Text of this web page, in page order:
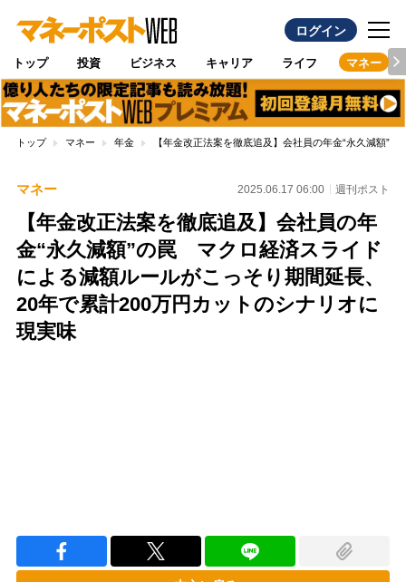
ログイン
トップ 投資 ビジネス キャリア ライフ マネー
トップ マネー 年金 【年金改正法案を徹底追及】会社員の年金“永久減額”
マネー 2025.06.17 06:00 週刊ポスト
【年金改正法案を徹底追及】会社員の年
金“永久減額”の罠 マクロ経済スライド
による減額ルールがこっそり期間延長、
20年で累計200万円カットのシナリオに
現実味